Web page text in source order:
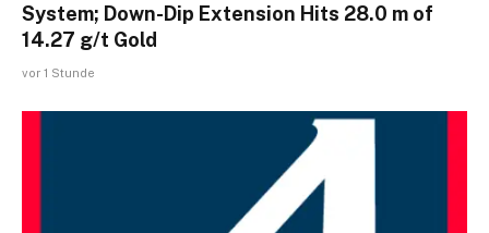
System; Down-Dip Extension Hits 28.0 m of
14.27 g/t Gold
vor 1 Stunde